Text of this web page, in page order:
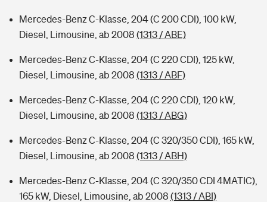
Mercedes-Benz C-Klasse, 204 (C 200 CDI), 100 kW,
Diesel, Limousine, ab 2008 (1313 / ABE)
Mercedes-Benz C-Klasse, 204 (C 220 CDI), 125 kW,
Diesel, Limousine, ab 2008 (1313 / ABF)
Mercedes-Benz C-Klasse, 204 (C 220 CDI), 120 kW,
Diesel, Limousine, ab 2008 (1313 / ABG)
Mercedes-Benz C-Klasse, 204 (C 320/350 CDI), 165 kW,
Diesel, Limousine, ab 2008 (1313 / ABH)
Mercedes-Benz C-Klasse, 204 (C 320/350 CDI 4MATIC),
165 kW, Diesel, Limousine, ab 2008 (1313 / ABI)